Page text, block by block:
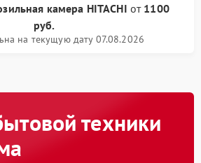
камера HITACHI от 1100
руб.
на текущую дату 07.08.2026
техники